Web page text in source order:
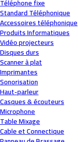
Téléphone fixe
Standard Téléphonique
Accessoires téléphonique
Produits Informatiques
Vidéo projecteurs
Disques durs
Scanner à plat
Imprimantes
Sonorisation
Haut-parleur
Casques & écouteurs
Microphone
Table Mixage
Cable et Connectique